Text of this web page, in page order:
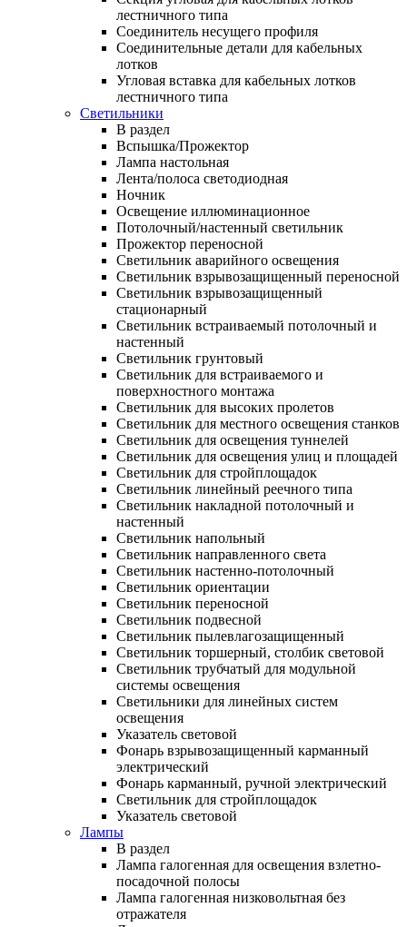
лестничного типа
Соединитель несущего профиля
Соединительные детали для кабельных
лотков
Угловая вставка для кабельных лотков
лестничного типа
Светильники
В раздел
Вспышка/Прожектор
Лампа настольная
Лента/полоса светодиодная
Ночник
Освещение иллюминационное
Потолочный/настенный светильник
Прожектор переносной
Светильник аварийного освещения
Светильник взрывозащищенный переносной
Светильник взрывозащищенный
стационарный
Светильник встраиваемый потолочный и
настенный
Светильник грунтовый
Светильник для встраиваемого и
поверхностного монтажа
Светильник для высоких пролетов
Светильник для местного освещения станков
Светильник для освещения туннелей
Светильник для освещения улиц и площадей
Светильник для стройплощадок
Светильник линейный реечного типа
Светильник накладной потолочный и
настенный
Светильник напольный
Светильник направленного света
Светильник настенно-потолочный
Светильник ориентации
Светильник переносной
Светильник подвесной
Светильник пылевлагозащищенный
Светильник торшерный, столбик световой
Светильник трубчатый для модульной
системы освещения
Светильники для линейных систем
освещения
Указатель световой
Фонарь взрывозащищенный карманный
электрический
Фонарь карманный, ручной электрический
Светильник для стройплощадок
Указатель световой
Лампы
В раздел
Лампа галогенная для освещения взлетно-
посадочной полосы
Лампа галогенная низковольтная без
отражателя